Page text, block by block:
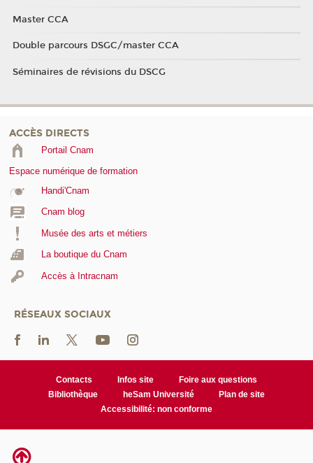
Master CCA
Double parcours DSGC/master CCA
Séminaires de révisions du DSCG
ACCÈS DIRECTS
Portail Cnam
Espace numérique de formation
Handi'Cnam
Cnam blog
Musée des arts et métiers
La boutique du Cnam
Accès à Intracnam
RÉSEAUX SOCIAUX
Contacts Infos site
Foire aux questions
Bibliothèque
heSam Université
Plan de site
Accessibilité: non conforme